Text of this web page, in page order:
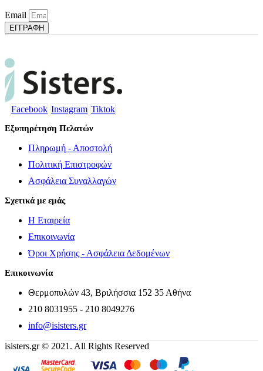
Email
ΕΓΓΡΑΦΗ
Facebook Instagram Tiktok
Εξυπηρέτηση Πελατών
Πληρωμή - Αποστολή
Πολιτική Επιστροφών
Ασφάλεια Συναλλαγών
Σχετικά με εμάς
Η Εταιρεία
Επικοινωνία
Όροι Χρήσης - Ασφάλεια Δεδομένων
Επικοινωνία
Θερμοπυλών 43, Βριλήσσια 152 35 Αθήνα
210 8031955 - 210 8049276
info@isisters.gr
isisters.gr © 2021. All Rights Reserved